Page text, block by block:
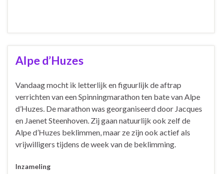
Alpe d’Huzes
Vandaag mocht ik letterlijk en figuurlijk de aftrap
verrichten van een Spinningmarathon ten bate van Alpe
d’Huzes. De marathon was georganiseerd door Jacques
en Jaenet Steenhoven. Zij gaan natuurlijk ook zelf de
Alpe d’Huzes beklimmen, maar ze zijn ook actief als
vrijwilligers tijdens de week van de beklimming.
Inzameling